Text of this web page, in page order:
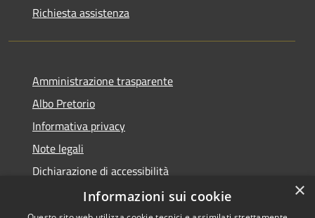
Richiesta assistenza
Amministrazione trasparente
Albo Pretorio
Informativa privacy
Note legali
Dichiarazione di accessibilità
Dichiarazione di accessibilità dal 2025
×
Informazioni sui cookie